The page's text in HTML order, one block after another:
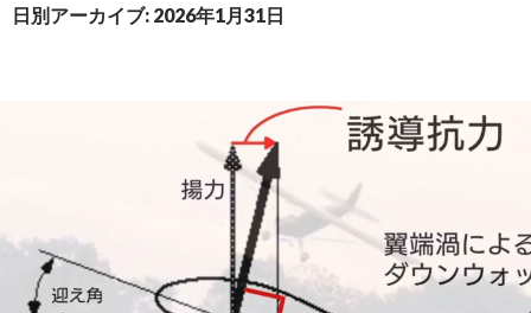
ン
日別アーカイブ: 2026年1月31日